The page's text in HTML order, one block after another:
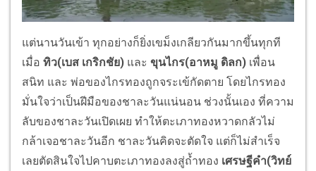
แต่นานวันเข้า ทุกอย่างก็ยิ่งเขม็งเกลียวกันมากขึ้นทุกที
เมื่อ ทิว(เบส เกริกชัย) และ ขุนไกร(อาหมู ดิลก) เพื่อน
สนิท และ พ่อของไกรทองถูกจระเข้กัดตาย โดยไกรทอง
มั่นใจว่าเป็นฝีมือของชาละวันแน่นอน ช่วงนั้นเอง ที่ความ
ลับของชาละวันเปิดเผย ทำให้ตะเภาทองหวาดกลัวไม่
กล้าเจอชาละวันอีก ชาละวันคิดจะตัดใจ แต่ก็ไม่สำเร็จ
เลยตัดสินใจไปคาบตะเภาทองลงสู่ถ้ำทอง เศรษฐีคำ(วิทย์